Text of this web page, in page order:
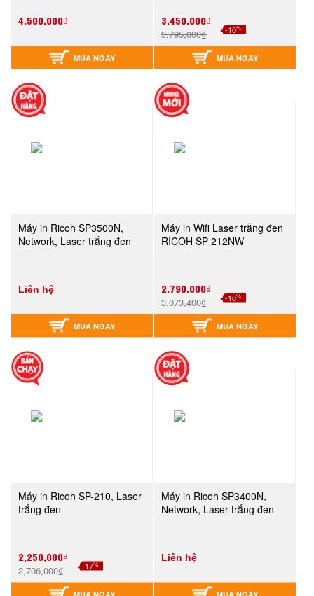
4,500,000₫
MUA NGAY
3,450,000₫
3,795,000₫ -10%
MUA NGAY
Máy in Ricoh SP3500N,
Network, Laser trắng đen
Liên hệ
MUA NGAY
Máy in Wifi Laser trắng đen
RICOH SP 212NW
2,790,000₫
3,073,400₫ -10%
MUA NGAY
Máy in Ricoh SP-210, Laser
trắng đen
2,250,000₫
2,706,000₫ -17%
MUA NGAY
Máy in Ricoh SP3400N,
Network, Laser trắng đen
Liên hệ
MUA NGAY